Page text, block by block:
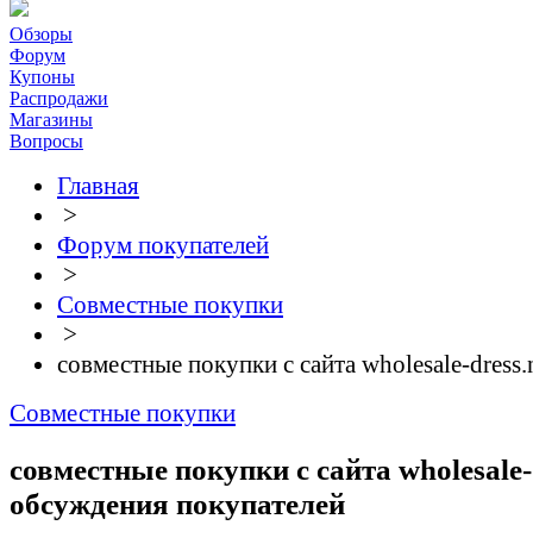
Обзоры
Форум
Купоны
Распродажи
Магазины
Вопросы
Главная
>
Форум покупателей
>
Совместные покупки
>
совместные покупки с сайта wholesale-
Совместные покупки
совместные покупки с сайта
обсуждения покупателей